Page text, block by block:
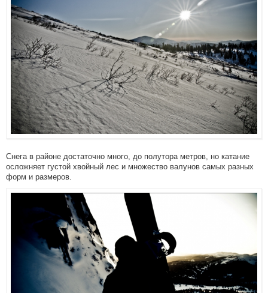
Снега в районе достаточно много, до полутора метров, но катание
осложняет густой хвойный лес и множество валунов самых разных
форм и размеров.